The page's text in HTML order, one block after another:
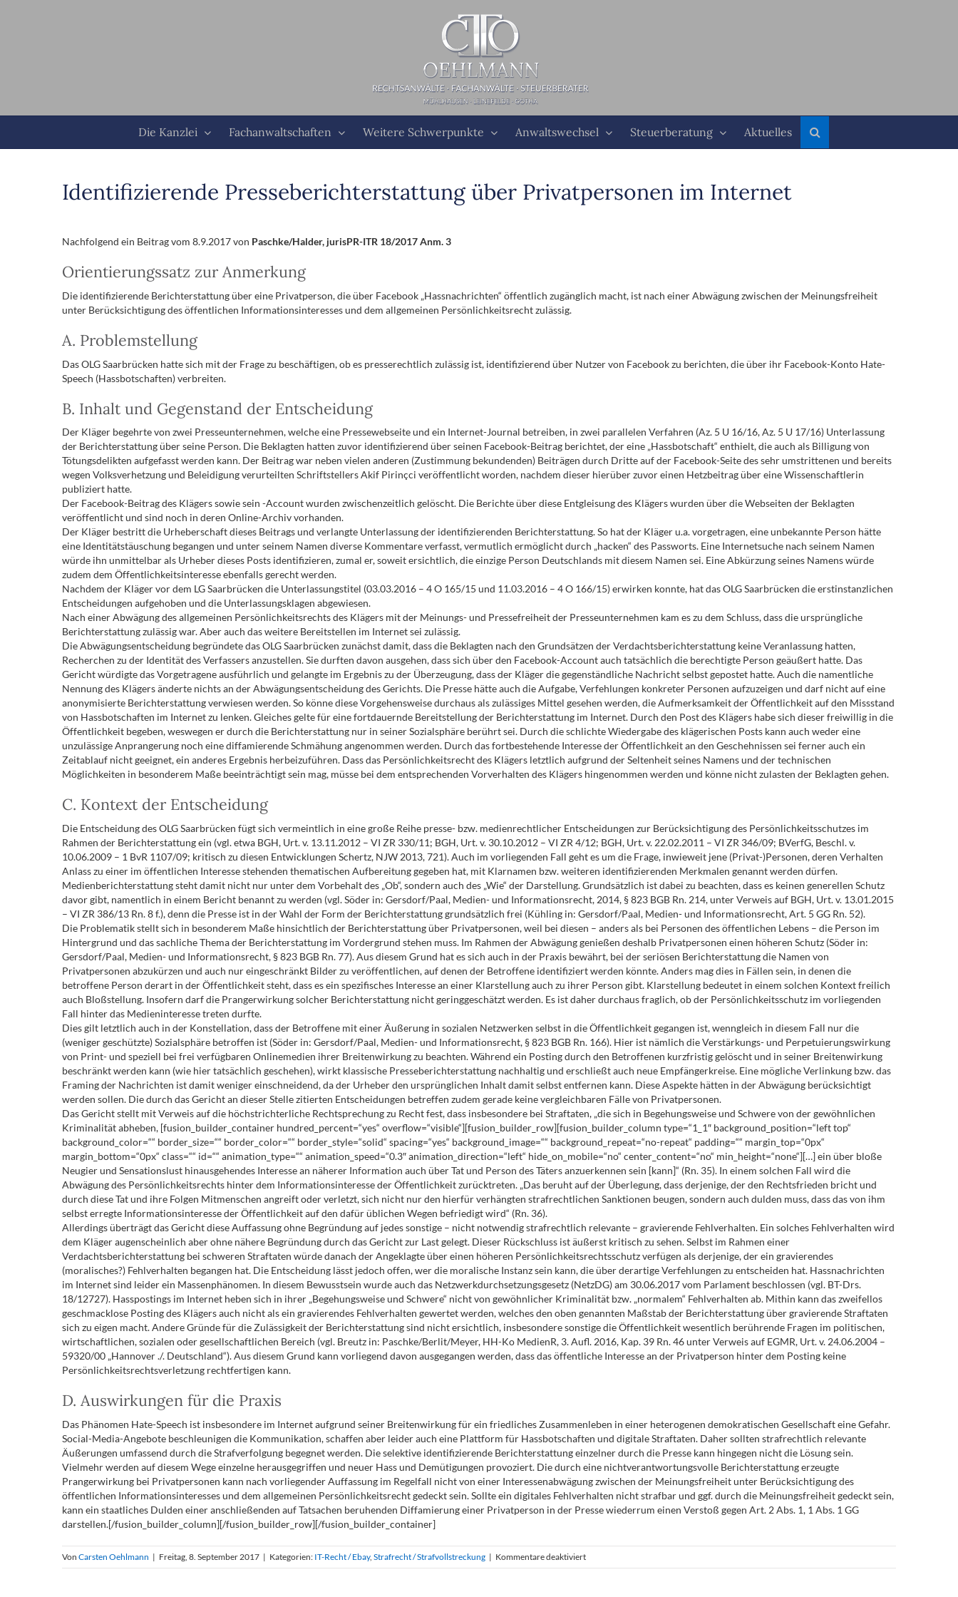
Die Kanzlei Fachanwaltschaften Weitere Schwerpunkte Anwaltswechsel Steuerberatung Aktuelles
Identifizierende Presseberichterstattung über Privatpersonen im Internet
Nachfolgend ein Beitrag vom 8.9.2017 von Paschke/Halder, jurisPR-ITR 18/2017 Anm. 3
Orientierungssatz zur Anmerkung
Die identifizierende Berichterstattung über eine Privatperson, die über Facebook „Hassnachrichten“ öffentlich zugänglich macht, ist nach einer Abwägung zwischen der Meinungsfreiheit
unter Berücksichtigung des öffentlichen Informationsinteresses und dem allgemeinen Persönlichkeitsrecht zulässig.
A. Problemstellung
Das OLG Saarbrücken hatte sich mit der Frage zu beschäftigen, ob es presserechtlich zulässig ist, identifizierend über Nutzer von Facebook zu berichten, die über ihr Facebook-Konto Hate-
Speech (Hassbotschaften) verbreiten.
B. Inhalt und Gegenstand der Entscheidung
Der Kläger begehrte von zwei Presseunternehmen, welche eine Pressewebseite und ein Internet-Journal betreiben, in zwei parallelen Verfahren (Az. 5 U 16/16, Az. 5 U 17/16) Unterlassung
der Berichterstattung über seine Person. Die Beklagten hatten zuvor identifizierend über seinen Facebook-Beitrag berichtet, der eine „Hassbotschaft“ enthielt, die auch als Billigung von
Tötungsdelikten aufgefasst werden kann. Der Beitrag war neben vielen anderen (Zustimmung bekundenden) Beiträgen durch Dritte auf der Facebook-Seite des sehr umstrittenen und bereits
wegen Volksverhetzung und Beleidigung verurteilten Schriftstellers Akif Pirinçci veröffentlicht worden, nachdem dieser hierüber zuvor einen Hetzbeitrag über eine Wissenschaftlerin
publiziert hatte.
Der Facebook-Beitrag des Klägers sowie sein -Account wurden zwischenzeitlich gelöscht. Die Berichte über diese Entgleisung des Klägers wurden über die Webseiten der Beklagten
veröffentlicht und sind noch in deren Online-Archiv vorhanden.
Der Kläger bestritt die Urheberschaft dieses Beitrags und verlangte Unterlassung der identifizierenden Berichterstattung. So hat der Kläger u.a. vorgetragen, eine unbekannte Person hätte
eine Identitätstäuschung begangen und unter seinem Namen diverse Kommentare verfasst, vermutlich ermöglicht durch „hacken“ des Passworts. Eine Internetsuche nach seinem Namen
würde ihn unmittelbar als Urheber dieses Posts identifizieren, zumal er, soweit ersichtlich, die einzige Person Deutschlands mit diesem Namen sei. Eine Abkürzung seines Namens würde
zudem dem Öffentlichkeitsinteresse ebenfalls gerecht werden.
Nachdem der Kläger vor dem LG Saarbrücken die Unterlassungstitel (03.03.2016 – 4 O 165/15 und 11.03.2016 – 4 O 166/15) erwirken konnte, hat das OLG Saarbrücken die erstinstanzlichen
Entscheidungen aufgehoben und die Unterlassungsklagen abgewiesen.
Nach einer Abwägung des allgemeinen Persönlichkeitsrechts des Klägers mit der Meinungs- und Pressefreiheit der Presseunternehmen kam es zu dem Schluss, dass die ursprüngliche
Berichterstattung zulässig war. Aber auch das weitere Bereitstellen im Internet sei zulässig.
Die Abwägungsentscheidung begründete das OLG Saarbrücken zunächst damit, dass die Beklagten nach den Grundsätzen der Verdachtsberichterstattung keine Veranlassung hatten,
Recherchen zu der Identität des Verfassers anzustellen. Sie durften davon ausgehen, dass sich über den Facebook-Account auch tatsächlich die berechtigte Person geäußert hatte. Das
Gericht würdigte das Vorgetragene ausführlich und gelangte im Ergebnis zu der Überzeugung, dass der Kläger die gegenständliche Nachricht selbst gepostet hatte. Auch die namentliche
Nennung des Klägers änderte nichts an der Abwägungsentscheidung des Gerichts. Die Presse hätte auch die Aufgabe, Verfehlungen konkreter Personen aufzuzeigen und darf nicht auf eine
anonymisierte Berichterstattung verwiesen werden. So könne diese Vorgehensweise durchaus als zulässiges Mittel gesehen werden, die Aufmerksamkeit der Öffentlichkeit auf den Missstand
von Hassbotschaften im Internet zu lenken. Gleiches gelte für eine fortdauernde Bereitstellung der Berichterstattung im Internet. Durch den Post des Klägers habe sich dieser freiwillig in die
Öffentlichkeit begeben, weswegen er durch die Berichterstattung nur in seiner Sozialsphäre berührt sei. Durch die schlichte Wiedergabe des klägerischen Posts kann auch weder eine
unzulässige Anprangerung noch eine diffamierende Schmähung angenommen werden. Durch das fortbestehende Interesse der Öffentlichkeit an den Geschehnissen sei ferner auch ein
Zeitablauf nicht geeignet, ein anderes Ergebnis herbeizuführen. Dass das Persönlichkeitsrecht des Klägers letztlich aufgrund der Seltenheit seines Namens und der technischen
Möglichkeiten in besonderem Maße beeinträchtigt sein mag, müsse bei dem entsprechenden Vorverhalten des Klägers hingenommen werden und könne nicht zulasten der Beklagten gehen.
C. Kontext der Entscheidung
Die Entscheidung des OLG Saarbrücken fügt sich vermeintlich in eine große Reihe presse- bzw. medienrechtlicher Entscheidungen zur Berücksichtigung des Persönlichkeitsschutzes im
Rahmen der Berichterstattung ein (vgl. etwa BGH, Urt. v. 13.11.2012 – VI ZR 330/11; BGH, Urt. v. 30.10.2012 – VI ZR 4/12; BGH, Urt. v. 22.02.2011 – VI ZR 346/09; BVerfG, Beschl. v.
10.06.2009 – 1 BvR 1107/09; kritisch zu diesen Entwicklungen Schertz, NJW 2013, 721). Auch im vorliegenden Fall geht es um die Frage, inwieweit jene (Privat-)Personen, deren Verhalten
Anlass zu einer im öffentlichen Interesse stehenden thematischen Aufbereitung gegeben hat, mit Klarnamen bzw. weiteren identifizierenden Merkmalen genannt werden dürfen.
Medienberichterstattung steht damit nicht nur unter dem Vorbehalt des „Ob“, sondern auch des „Wie“ der Darstellung. Grundsätzlich ist dabei zu beachten, dass es keinen generellen Schutz
davor gibt, namentlich in einem Bericht benannt zu werden (vgl. Söder in: Gersdorf/Paal, Medien- und Informationsrecht, 2014, § 823 BGB Rn. 214, unter Verweis auf BGH, Urt. v. 13.01.2015
– VI ZR 386/13 Rn. 8 f.), denn die Presse ist in der Wahl der Form der Berichterstattung grundsätzlich frei (Kühling in: Gersdorf/Paal, Medien- und Informationsrecht, Art. 5 GG Rn. 52).
Die Problematik stellt sich in besonderem Maße hinsichtlich der Berichterstattung über Privatpersonen, weil bei diesen – anders als bei Personen des öffentlichen Lebens – die Person im
Hintergrund und das sachliche Thema der Berichterstattung im Vordergrund stehen muss. Im Rahmen der Abwägung genießen deshalb Privatpersonen einen höheren Schutz (Söder in:
Gersdorf/Paal, Medien- und Informationsrecht, § 823 BGB Rn. 77). Aus diesem Grund hat es sich auch in der Praxis bewährt, bei der seriösen Berichterstattung die Namen von
Privatpersonen abzukürzen und auch nur eingeschränkt Bilder zu veröffentlichen, auf denen der Betroffene identifiziert werden könnte. Anders mag dies in Fällen sein, in denen die
betroffene Person derart in der Öffentlichkeit steht, dass es ein spezifisches Interesse an einer Klarstellung auch zu ihrer Person gibt. Klarstellung bedeutet in einem solchen Kontext freilich
auch Bloßstellung. Insofern darf die Prangerwirkung solcher Berichterstattung nicht geringgeschätzt werden. Es ist daher durchaus fraglich, ob der Persönlichkeitsschutz im vorliegenden
Fall hinter das Medieninteresse treten durfte.
Dies gilt letztlich auch in der Konstellation, dass der Betroffene mit einer Äußerung in sozialen Netzwerken selbst in die Öffentlichkeit gegangen ist, wenngleich in diesem Fall nur die
(weniger geschützte) Sozialsphäre betroffen ist (Söder in: Gersdorf/Paal, Medien- und Informationsrecht, § 823 BGB Rn. 166). Hier ist nämlich die Verstärkungs- und Perpetuierungswirkung
von Print- und speziell bei frei verfügbaren Onlinemedien ihrer Breitenwirkung zu beachten. Während ein Posting durch den Betroffenen kurzfristig gelöscht und in seiner Breitenwirkung
beschränkt werden kann (wie hier tatsächlich geschehen), wirkt klassische Presseberichterstattung nachhaltig und erschließt auch neue Empfängerkreise. Eine mögliche Verlinkung bzw. das
Framing der Nachrichten ist damit weniger einschneidend, da der Urheber den ursprünglichen Inhalt damit selbst entfernen kann. Diese Aspekte hätten in der Abwägung berücksichtigt
werden sollen. Die durch das Gericht an dieser Stelle zitierten Entscheidungen betreffen zudem gerade keine vergleichbaren Fälle von Privatpersonen.
Das Gericht stellt mit Verweis auf die höchstrichterliche Rechtsprechung zu Recht fest, dass insbesondere bei Straftaten, „die sich in Begehungsweise und Schwere von der gewöhnlichen
Kriminalität abheben, [fusion_builder_container hundred_percent=“yes“ overflow=“visible“][fusion_builder_row][fusion_builder_column type=“1_1″ background_position=“left top“
background_color=““ border_size=““ border_color=““ border_style=“solid“ spacing=“yes“ background_image=““ background_repeat=“no-repeat“ padding=““ margin_top=“0px“
margin_bottom=“0px“ class=““ id=““ animation_type=““ animation_speed=“0.3″ animation_direction=“left“ hide_on_mobile=“no“ center_content=“no“ min_height=“none“][…] ein über bloße
Neugier und Sensationslust hinausgehendes Interesse an näherer Information auch über Tat und Person des Täters anzuerkennen sein [kann]“ (Rn. 35). In einem solchen Fall wird die
Abwägung des Persönlichkeitsrechts hinter dem Informationsinteresse der Öffentlichkeit zurücktreten. „Das beruht auf der Überlegung, dass derjenige, der den Rechtsfrieden bricht und
durch diese Tat und ihre Folgen Mitmenschen angreift oder verletzt, sich nicht nur den hierfür verhängten strafrechtlichen Sanktionen beugen, sondern auch dulden muss, dass das von ihm
selbst erregte Informationsinteresse der Öffentlichkeit auf den dafür üblichen Wegen befriedigt wird“ (Rn. 36).
Allerdings überträgt das Gericht diese Auffassung ohne Begründung auf jedes sonstige – nicht notwendig strafrechtlich relevante – gravierende Fehlverhalten. Ein solches Fehlverhalten wird
dem Kläger augenscheinlich aber ohne nähere Begründung durch das Gericht zur Last gelegt. Dieser Rückschluss ist äußerst kritisch zu sehen. Selbst im Rahmen einer
Verdachtsberichterstattung bei schweren Straftaten würde danach der Angeklagte über einen höheren Persönlichkeitsrechtsschutz verfügen als derjenige, der ein gravierendes
(moralisches?) Fehlverhalten begangen hat. Die Entscheidung lässt jedoch offen, wer die moralische Instanz sein kann, die über derartige Verfehlungen zu entscheiden hat. Hassnachrichten
im Internet sind leider ein Massenphänomen. In diesem Bewusstsein wurde auch das Netzwerkdurchsetzungsgesetz (NetzDG) am 30.06.2017 vom Parlament beschlossen (vgl. BT-Drs.
18/12727). Hasspostings im Internet heben sich in ihrer „Begehungsweise und Schwere“ nicht von gewöhnlicher Kriminalität bzw. „normalem“ Fehlverhalten ab. Mithin kann das zweifellos
geschmacklose Posting des Klägers auch nicht als ein gravierendes Fehlverhalten gewertet werden, welches den oben genannten Maßstab der Berichterstattung über gravierende Straftaten
sich zu eigen macht. Andere Gründe für die Zulässigkeit der Berichterstattung sind nicht ersichtlich, insbesondere sonstige die Öffentlichkeit wesentlich berührende Fragen im politischen,
wirtschaftlichen, sozialen oder gesellschaftlichen Bereich (vgl. Breutz in: Paschke/Berlit/Meyer, HH-Ko MedienR, 3. Aufl. 2016, Kap. 39 Rn. 46 unter Verweis auf EGMR, Urt. v. 24.06.2004 –
59320/00 „Hannover ./. Deutschland“). Aus diesem Grund kann vorliegend davon ausgegangen werden, dass das öffentliche Interesse an der Privatperson hinter dem Posting keine
Persönlichkeitsrechtsverletzung rechtfertigen kann.
D. Auswirkungen für die Praxis
Das Phänomen Hate-Speech ist insbesondere im Internet aufgrund seiner Breitenwirkung für ein friedliches Zusammenleben in einer heterogenen demokratischen Gesellschaft eine Gefahr.
Social-Media-Angebote beschleunigen die Kommunikation, schaffen aber leider auch eine Plattform für Hassbotschaften und digitale Straftaten. Daher sollten strafrechtlich relevante
Äußerungen umfassend durch die Strafverfolgung begegnet werden. Die selektive identifizierende Berichterstattung einzelner durch die Presse kann hingegen nicht die Lösung sein.
Vielmehr werden auf diesem Wege einzelne herausgegriffen und neuer Hass und Demütigungen provoziert. Die durch eine nichtverantwortungsvolle Berichterstattung erzeugte
Prangerwirkung bei Privatpersonen kann nach vorliegender Auffassung im Regelfall nicht von einer Interessenabwägung zwischen der Meinungsfreiheit unter Berücksichtigung des
öffentlichen Informationsinteresses und dem allgemeinen Persönlichkeitsrecht gedeckt sein. Sollte ein digitales Fehlverhalten nicht strafbar und ggf. durch die Meinungsfreiheit gedeckt sein,
kann ein staatliches Dulden einer anschließenden auf Tatsachen beruhenden Diffamierung einer Privatperson in der Presse wiederrum einen Verstoß gegen Art. 2 Abs. 1, 1 Abs. 1 GG
darstellen.[/fusion_builder_column][/fusion_builder_row][/fusion_builder_container]
Von Carsten Oehlmann | Freitag, 8. September 2017 | Kategorien: IT-Recht / Ebay, Strafrecht / Strafvollstreckung | Kommentare deaktiviertfür
Identifizierende